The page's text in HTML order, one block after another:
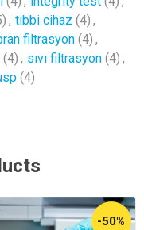
, tıbbi cihaz (4) ,
filtrasyon (4) ,
(4) , sıvı filtrasyon (4) ,
(4)
-50%